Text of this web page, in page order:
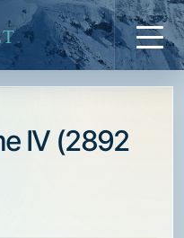
IV (2892